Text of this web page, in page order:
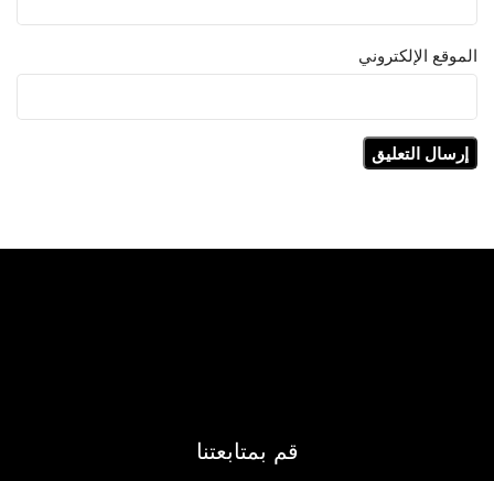
الموقع الإلكتروني
قم بمتابعتنا